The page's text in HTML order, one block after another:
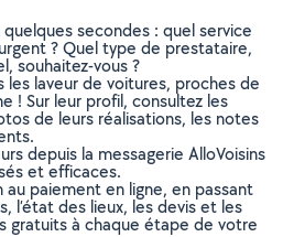
secondes : quel service
? Quel type de prestataire,
souhaitez-vous ?
laveur de voitures, proches de
! Sur leur profil, consultez les
de leurs réalisations, les notes
depuis la messagerie AlloVoisins
et efficaces.
paiement en ligne, en passant
l’état des lieux, les devis et les
gratuits à chaque étape de votre